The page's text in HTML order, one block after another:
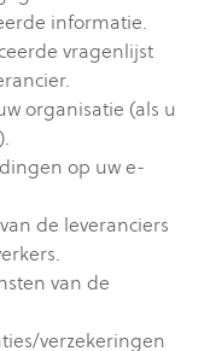
informatie.
vragenlijst
organisatie (als u
op uw e-
de leveranciers
van de
verzekeringen